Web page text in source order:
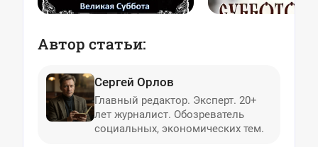
Автор статьи:
Сергей Орлов
Главный редактор. Эксперт. 20+
лет журналист. Обозреватель
социальных, экономических тем.